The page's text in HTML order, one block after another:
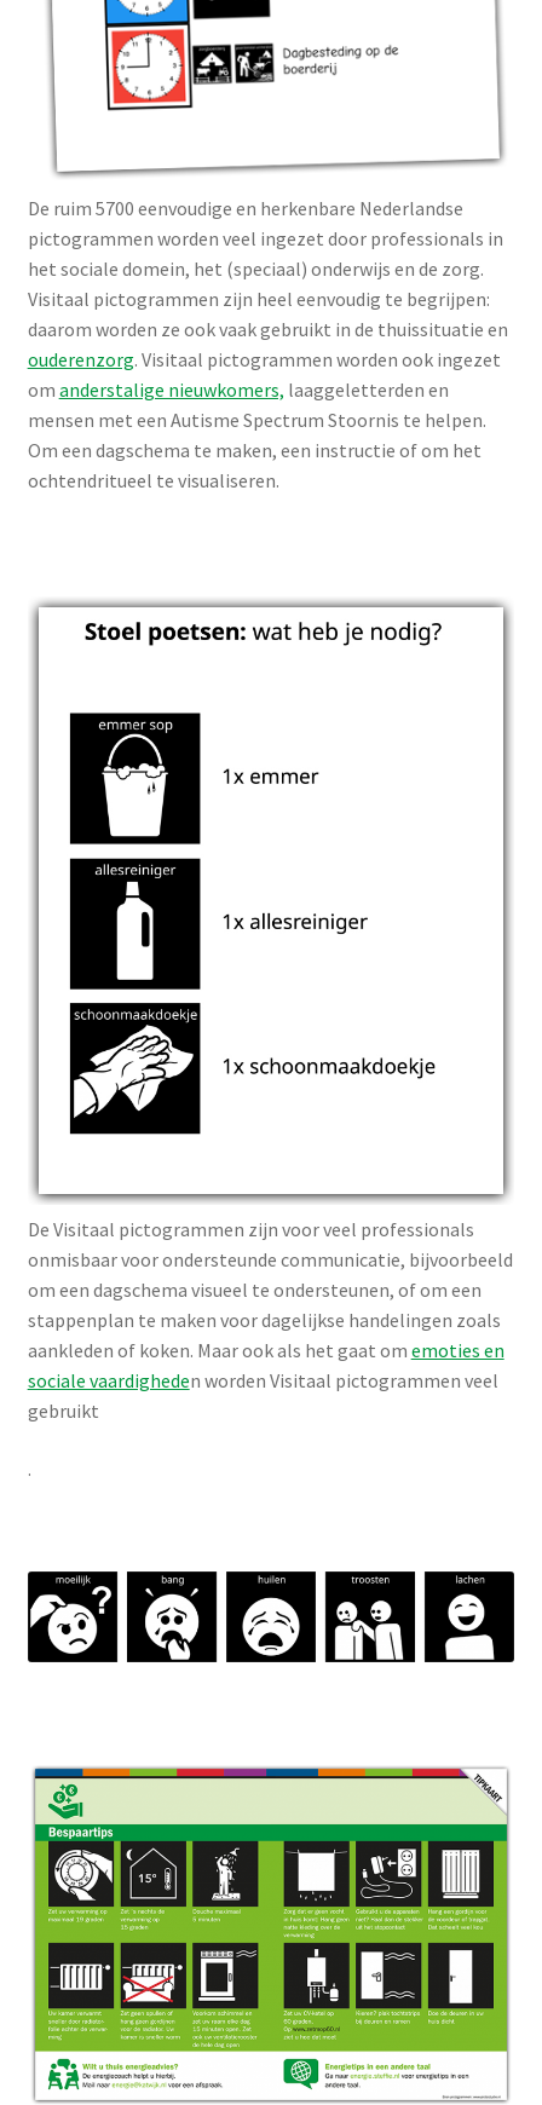
De ruim 5700 eenvoudige en herkenbare Nederlandse
pictogrammen worden veel ingezet door professionals in
het sociale domein, het (speciaal) onderwijs en de zorg.
Visitaal pictogrammen zijn heel eenvoudig te begrijpen:
daarom worden ze ook vaak gebruikt in de thuissituatie en
ouderenzorg. Visitaal pictogrammen worden ook ingezet
om anderstalige nieuwkomers, laaggeletterden en
mensen met een Autisme Spectrum Stoornis te helpen.
Om een dagschema te maken, een instructie of om het
ochtendritueel te visualiseren.
De Visitaal pictogrammen zijn voor veel professionals
onmisbaar voor ondersteunde communicatie, bijvoorbeeld
om een dagschema visueel te ondersteunen, of om een
stappenplan te maken voor dagelijkse handelingen zoals
aankleden of koken. Maar ook als het gaat om emoties en
sociale vaardigheden worden Visitaal pictogrammen veel
gebruikt
.